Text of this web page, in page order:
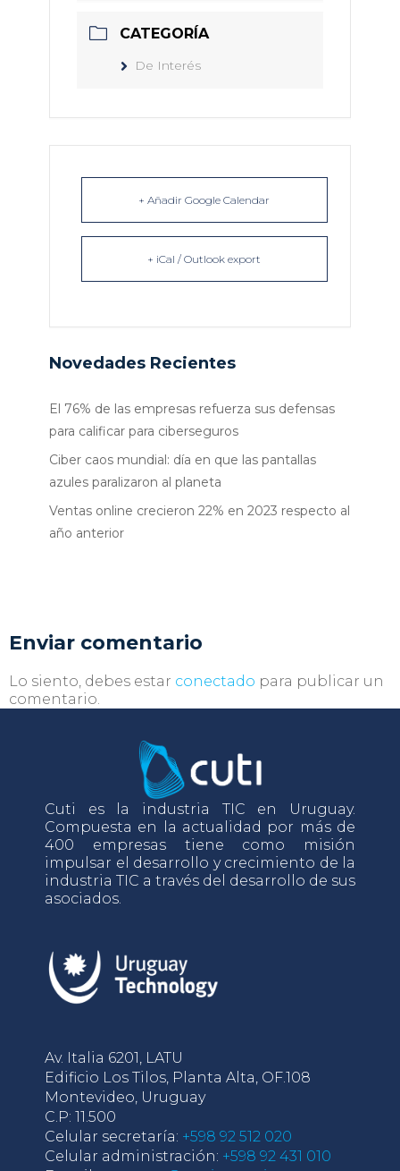
CATEGORÍA
De Interés
+ Añadir Google Calendar
+ iCal / Outlook export
Novedades Recientes
El 76% de las empresas refuerza sus defensas
para calificar para ciberseguros
Ciber caos mundial: día en que las pantallas
azules paralizaron al planeta
Ventas online crecieron 22% en 2023 respecto al
año anterior
Enviar comentario
Lo siento, debes estar conectado para publicar un
comentario.
Cuti es la industria TIC en Uruguay.
Compuesta en la actualidad por más de
400 empresas tiene como misión
impulsar el desarrollo y crecimiento de la
industria TIC a través del desarrollo de sus
asociados.
Av. Italia 6201, LATU
Edificio Los Tilos, Planta Alta, OF.108
Montevideo, Uruguay
C.P: 11.500
Celular secretaría: +598 92 512 020
Celular administración: +598 92 431 010